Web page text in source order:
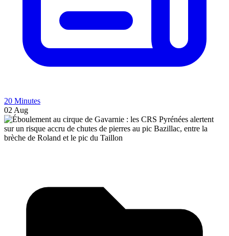
20 Minutes
02 Aug